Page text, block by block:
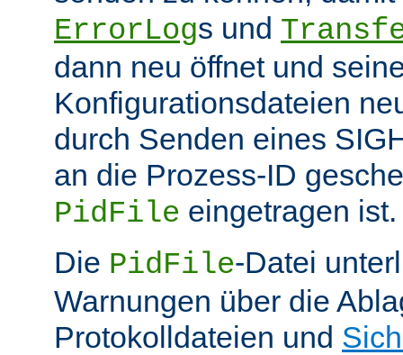
ErrorLogs und
dann neu öffnet und
Konfigurationsdateien
durch Senden eines
an die Prozess-ID
PidFile eingetragen ist.
Die PidFile-Datei
Warnungen über die
Protokolldateien und